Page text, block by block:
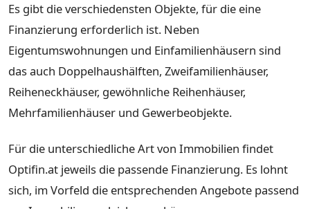
Es gibt die verschiedensten Objekte, für die eine
Finanzierung erforderlich ist. Neben
Eigentumswohnungen und Einfamilienhäusern sind
das auch Doppelhaushälften, Zweifamilienhäuser,
Reiheneckhäuser, gewöhnliche Reihenhäuser,
Mehrfamilienhäuser und Gewerbeobjekte.
Für die unterschiedliche Art von Immobilien findet
Optifin.at jeweils die passende Finanzierung. Es lohnt
sich, im Vorfeld die entsprechenden Angebote passend